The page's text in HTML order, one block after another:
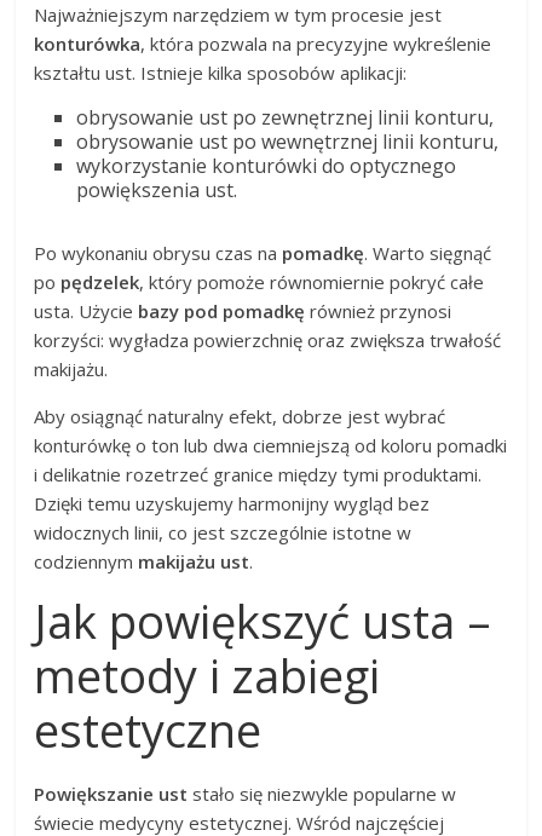
Najważniejszym narzędziem w tym procesie jest
konturówka, która pozwala na precyzyjne wykreślenie
kształtu ust. Istnieje kilka sposobów aplikacji:
obrysowanie ust po zewnętrznej linii konturu,
obrysowanie ust po wewnętrznej linii konturu,
wykorzystanie konturówki do optycznego
powiększenia ust.
Po wykonaniu obrysu czas na pomadkę. Warto sięgnąć
po pędzelek, który pomoże równomiernie pokryć całe
usta. Użycie bazy pod pomadkę również przynosi
korzyści: wygładza powierzchnię oraz zwiększa trwałość
makijażu.
Aby osiągnąć naturalny efekt, dobrze jest wybrać
konturówkę o ton lub dwa ciemniejszą od koloru pomadki
i delikatnie rozetrzeć granice między tymi produktami.
Dzięki temu uzyskujemy harmonijny wygląd bez
widocznych linii, co jest szczególnie istotne w
codziennym makijażu ust.
Jak powiększyć usta –
metody i zabiegi
estetyczne
Powiększanie ust stało się niezwykle popularne w
świecie medycyny estetycznej. Wśród najczęściej